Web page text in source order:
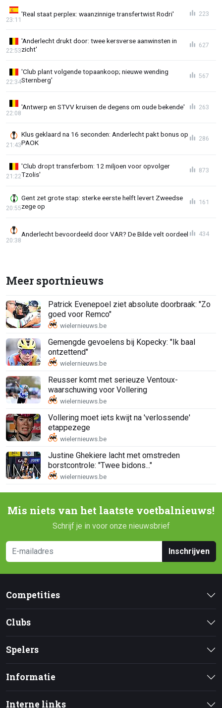
'Real staat perplex: waanzinnige transfertwist Rodri'
23:11
223
'Anderlecht drukt door: twee kersverse aanwinsten in
zicht'
22:53
627
'Club plant volgende topaankoop; nieuwe wending
Sternberg'
22:34
567
'Antwerp en STVV kruisen de degens om oude bekende'
22:08
263
Klus geklaard na 16 seconden: Anderlecht pakt bonus op
PAOK
21:43
286
'Club dropt transferbom: 12 miljoen voor opvolger
Tzolis'
21:22
873
Gent zet grote stap: sterke eerste helft levert Zweedse
zege op
20:55
161
Anderlecht bevoordeeld door VAR? De Bilde velt oordeel
20:38
434
Meer sportnieuws
Patrick Evenepoel ziet absolute doorbraak: "Zo
goed voor Remco"
Gemengde gevoelens bij Kopecky: "Ik baal
ontzettend"
Reusser komt met serieuze Ventoux-
waarschuwing voor Vollering
Vollering moet iets kwijt na 'verlossende'
etappezege
Justine Ghekiere lacht met omstreden
borstcontrole: "Twee bidons..."
Mis niets van het laatste voetbalnieuws!
Schrijf je in voor onze nieuwsbrief
Inschrijven
Competities
Clubs
Spelers
Informatie
Interne links